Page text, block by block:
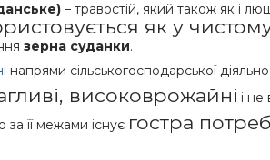
– травостій, який також як і
як у чистому
зерна суданки.
напрями сільськогосподарської
високоврожайні і
за її межами існує гостра